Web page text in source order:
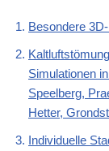
Besondere
Simulationen
Speelberg,
Hetter,
Individuelle